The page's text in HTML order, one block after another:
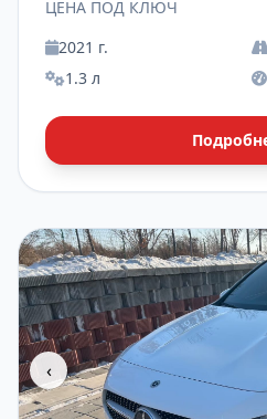
ЦЕНА ПОД КЛЮЧ
2021 г.
1.3 л
‹